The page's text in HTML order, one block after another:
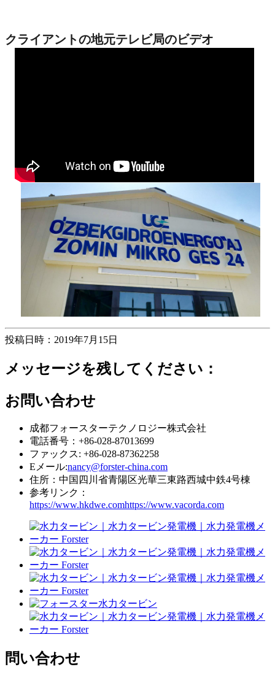
クライアントの地元テレビ局のビデオ
投稿日時：2019年7月15日
メッセージを残してください：
お問い合わせ
成都フォースターテクノロジー株式会社
電話番号：+86-028-87013699
ファックス: +86-028-87362258
Eメール:nancy@forster-china.com
住所：中国四川省青陽区光華三東路西城中鉄4号棟
参考リンク：
https://www.hkdwe.comhttps://www.vacorda.com
問い合わせ